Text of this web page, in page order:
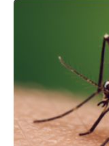
Grünalgen, die
lebten. Unter den
die noch heute in
Süßwasseralge
dieser Gruppe
mit
nächsten…